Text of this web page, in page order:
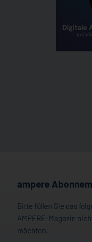
ampere
Bitte füllen Sie das
AMPERE-Magazin
möchten.